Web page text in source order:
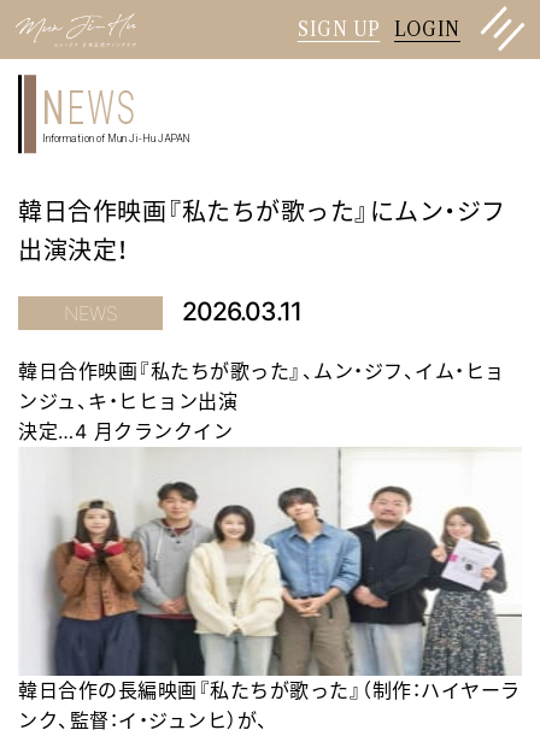
SIGN UP LOGIN
NEWS
Information of Mun Ji-Hu JAPAN
韓日合作映画『私たちが歌った』にムン・ジフ
出演決定！
NEWS 2026.03.11
韓日合作映画 『私たちが歌った』、ムン・ ジフ、イム・ ヒョ
ンジュ、キ ・ ヒヒョン出演
決定…4 月クランクイン
韓日合作の長編映画 『私たちが歌った』（制作：ハイヤーラ
ンク、監督：イ ・ジュンヒ）が、